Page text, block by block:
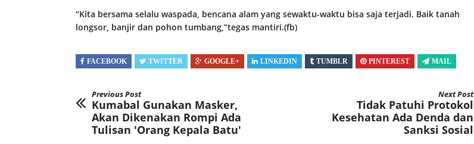
“Kita bersama selalu waspada, bencana alam yang sewaktu-waktu bisa saja terjadi. Baik tanah
longsor, banjir dan pohon tumbang,”tegas mantiri.(fb)
FACEBOOK TWITTER GOOGLE+ LINKEDIN TUMBLR PINTEREST MAIL
Previous Post
Kumabal Gunakan Masker,
Akan Dikenakan Rompi Ada
Tulisan 'Orang Kepala Batu'
Next Post
Tidak Patuhi Protokol
Kesehatan Ada Denda dan
Sanksi Sosial